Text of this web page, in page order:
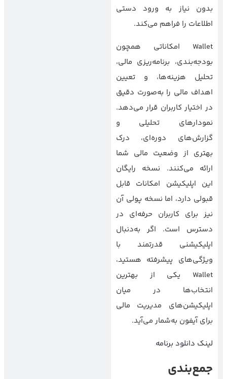
بدون نیاز به ورود دستی
اطلاعات را فراهم می‌کند.
Wallet امکاناتی همچون
بودجه‌بندی، برنامه‌ریزی مالی،
تحلیل هزینه‌ها، و تعیین
اهداف مالی را به‌صورت دقیق
در اختیار کاربران قرار می‌دهد.
نمودارهای تحلیلی و
گزارش‌های دوره‌ای، درک
بهتری از وضعیت مالی شما
ارائه می‌کنند. نسخه رایگان
این اپلیکیشن امکانات قابل
قبولی دارد، اما نسخه پولی آن
نیز برای کاربران حرفه‌ای در
دسترس است. اگر به‌دنبال
اپلیکیشنی قدرتمند با
ویژگی‌های پیشرفته هستید،
Wallet یکی از بهترین
انتخاب‌ها در میان
اپلیکیشن‌های مدیریت مالی
برای آیفون به‌شمار می‌آید.
لینک دانلود برنامه
جمع‌بندی